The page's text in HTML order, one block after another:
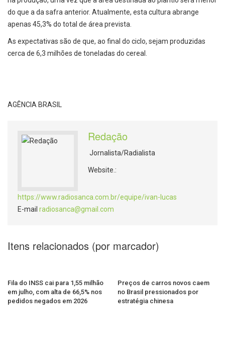
do que a da safra anterior. Atualmente, esta cultura abrange
apenas 45,3% do total de área prevista.
As expectativas são de que, ao final do ciclo, sejam produzidas
cerca de 6,3 milhões de toneladas do cereal.
AGÊNCIA BRASIL
Redação
Jornalista/Radialista
Website.:
https://www.radiosanca.com.br/equipe/ivan-lucas
E-mail radiosanca@gmail.com
Itens relacionados (por marcador)
Fila do INSS cai para 1,55 milhão
em julho, com alta de 66,5% nos
pedidos negados em 2026
Preços de carros novos caem
no Brasil pressionados por
estratégia chinesa